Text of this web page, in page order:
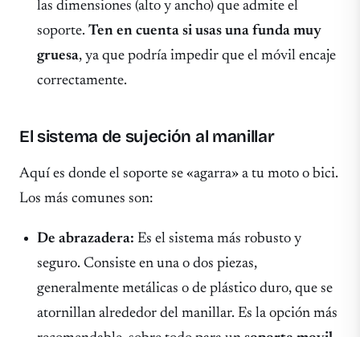
las dimensiones (alto y ancho) que admite el
soporte.Ten en cuenta si usas una funda muy
gruesa, ya que podría impedir que el móvil encaje
correctamente.
El sistema de sujeción al manillar
Aquí es donde el soporte se «agarra» a tu moto o bici.
Los más comunes son:
De abrazadera: Es el sistema más robusto y
seguro. Consiste en una o dos piezas,
generalmente metálicas o de plástico duro, que se
atornillan alrededor del manillar. Es la opción más